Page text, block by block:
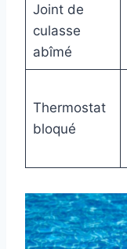
Joint de
culasse
abîmé
Thermostat
bloqué